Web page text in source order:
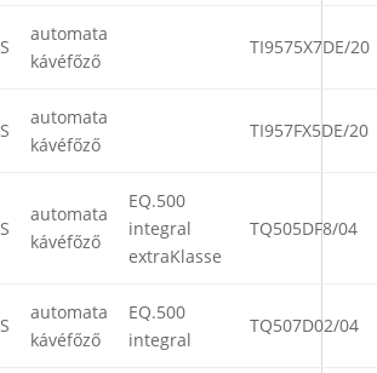
automata
kávéfőző
TI9575X7DE/20
automata
kávéfőző
TI957FX5DE/20
automata
kávéfőző
EQ.500
integral
extraKlasse
TQ505DF8/04
automata
kávéfőző
EQ.500
integral
TQ507D02/04